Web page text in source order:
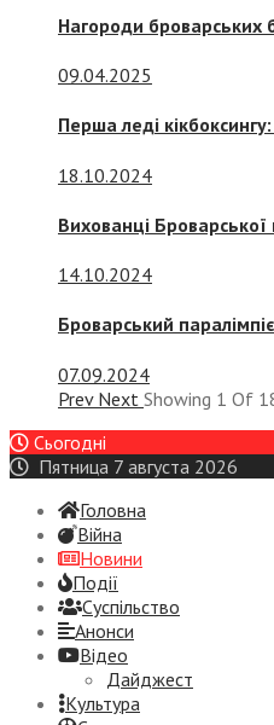
Нагороди броварських
09.04.2025
Перша леді
18.10.2024
Вихованці
14.10.2024
Броварський
07.09.2024
Prev Next Showing 1 Of
Сьогодні
Пятница 7 августа 2026
Головна
Війна
Новини
Події
Суспiльство
Анонси
Відео
Дайджест
Культура